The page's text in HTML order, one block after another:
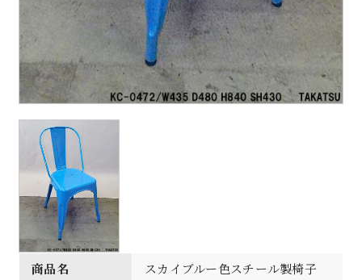
商品名
スカイブルー色スチール製椅子